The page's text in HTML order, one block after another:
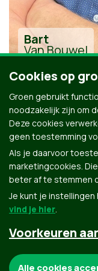
Bart
Van Bouwel
Alle
Groen.be
Cookies op
Groen gebruikt
noodzakelijk zijn om
Deze cookies
geen toestemming
Als je daarvoor
marketingcookies.
beter af te stemmen
Je kunt je
vind je hier.
Voorkeuren
Alle cookies